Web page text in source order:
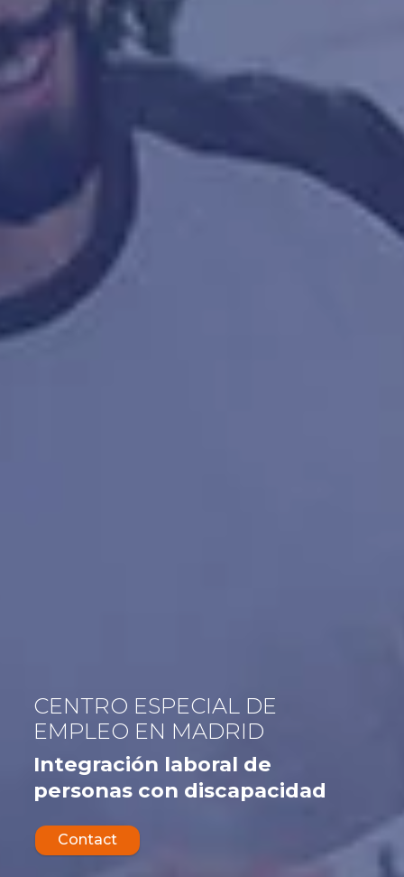
CENTRO ESPECIAL DE
EMPLEO EN MADRID
Integración laboral de
personas con discapacidad
Contact